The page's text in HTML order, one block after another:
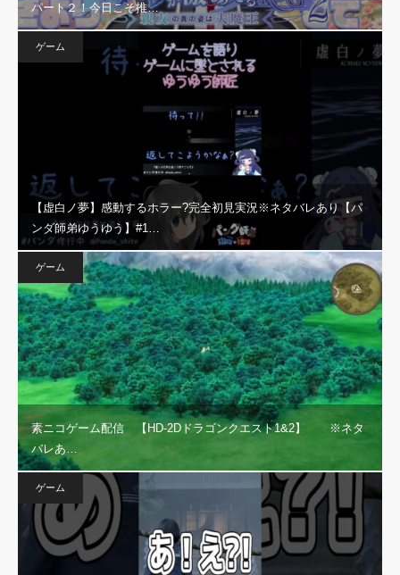
パート２！今日こそ推…
ゲーム
【虚白ノ夢】感動するホラー?完全初見実況※ネタバレあり【パ
ンダ師弟ゆうゆう】#1…
ゲーム
素ニコゲーム配信 【HD-2Dドラゴンクエスト1&2】 ※ネタ
バレあ…
ゲーム